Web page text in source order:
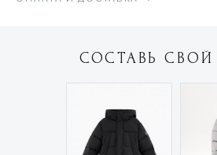
СОСТАВЬ СВОЙ